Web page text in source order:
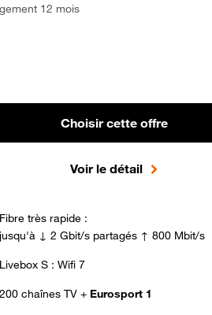
12 mois
Choisir cette offre
Voir le détail
Fibre très rapide :
jusqu'à ↓ 2 Gbit/s partagés ↑ 800 Mbit/s
Livebox S : Wifi 7
200 chaînes TV + Eurosport 1